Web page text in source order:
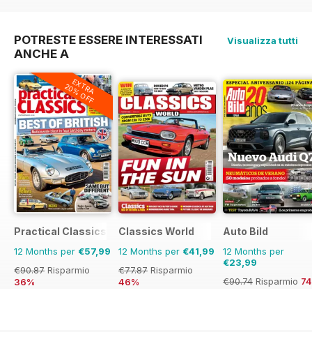
POTRESTE ESSERE INTERESSATI
ANCHE A
Visualizza tutti
EXTRA
20% OFF
Practical Classics
12 Months per €57,99
€90.87 Risparmio
36%
Classics World
12 Months per €41,99
€77.87 Risparmio
46%
Auto Bild
12 Months per
€23,99
€90.74 Risparmio